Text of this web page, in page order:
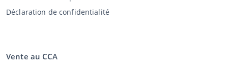
Déclaration de confidentialité
Vente au CCA